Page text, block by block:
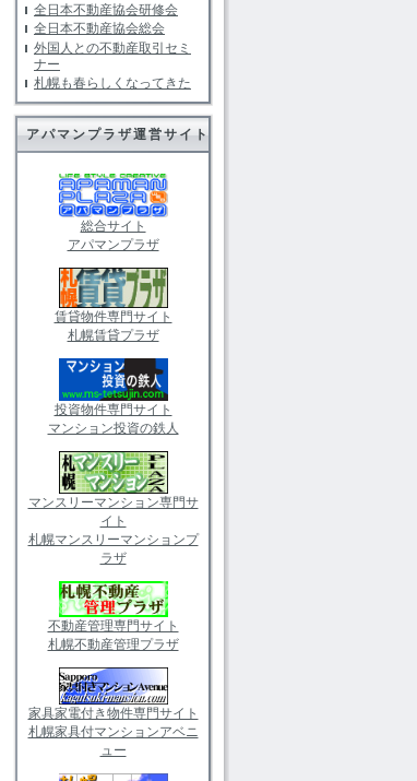
全日本不動産協会研修会
全日本不動産協会総会
外国人との不動産取引セミ
ナー
札幌も春らしくなってきた
アパマンプラザ運営サイト
総合サイト
アパマンプラザ
賃貸物件専門サイト
札幌賃貸プラザ
投資物件専門サイト
マンション投資の鉄人
マンスリーマンション専門サ
イト
札幌マンスリーマンションプ
ラザ
不動産管理専門サイト
札幌不動産管理プラザ
家具家電付き物件専門サイト
札幌家具付マンションアベニ
ュー